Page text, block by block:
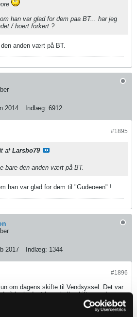
han var glad for dem paa BT... har jeg
/ hoert forkert ?
anden vært på BT.
2014 Indlæg: 6912
#1895
af Larsbo79
bare den anden vært på BT.
han var glad for dem til "Gudeoeen" !
2017 Indlæg: 1344
#1896
om dagens skifte til Vendsyssel. Det var
sikkerhed, at han skulle skifte, og den
speciel for ham.